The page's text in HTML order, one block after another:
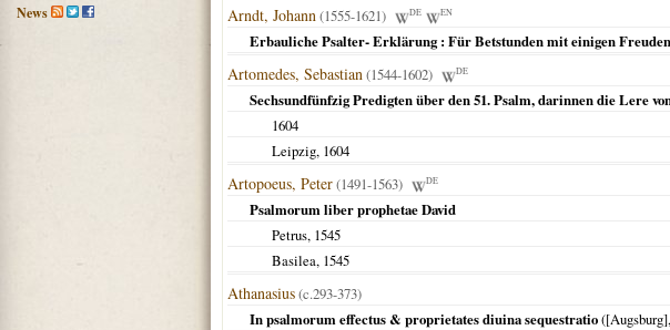
News
Arndt, Johann(1555-1621) DE EN
Erbauliche Psalter- Erklärung : Für Betstunden mit einigen Freuden
Artomedes, Sebastian(1544-1602) DE
Sechsundfünfzig Predigten über den 51. Psalm, darinnen die Lere
1604
Leipzig, 1604
Artopoeus, Peter(1491-1563) DE
Psalmorum liber prophetae David
Petrus, 1545
Basilea, 1545
Athanasius(c.293-373)
In psalmorum effectus & proprietates diuina sequestratio([Augsburg]